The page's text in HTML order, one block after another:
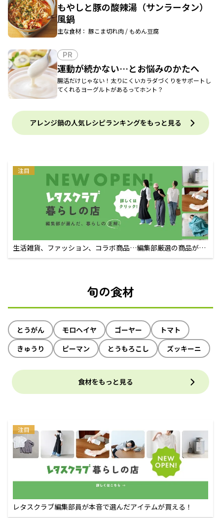
もやしと豚の酸辣湯（サンラータン）
風鍋
主な食材： 豚こま切れ肉 / もめん豆腐
PR
運動が続かない…とお悩みのかたへ
腸活だけじゃない！太りにくいカラダづくりをサポートし
てくれるヨーグルトがあるってホント？
アレンジ鍋の人気レシピランキングをもっと見る
注目
生活雑貨、ファッション、コラボ商品…編集部厳選の商品が買
えるECサイト
旬の食材
とうがん モロヘイヤ ゴーヤー
トマト
きゅうり
ピーマン とうもろこし ズッキーニ
食材をもっと見る
注目
レタスクラブ編集部員が本音で選んだアイテムが買える！